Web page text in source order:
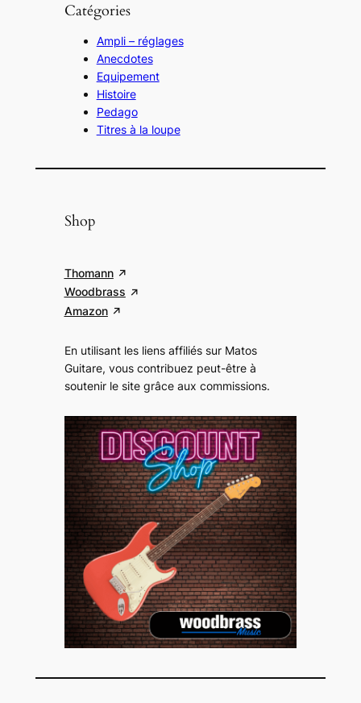
Catégories
Ampli – réglages
Anecdotes
Equipement
Histoire
Pedago
Titres à la loupe
Shop
Thomann
Woodbrass
Amazon
En utilisant les liens affiliés sur Matos
Guitare, vous contribuez peut-être à
soutenir le site grâce aux commissions.